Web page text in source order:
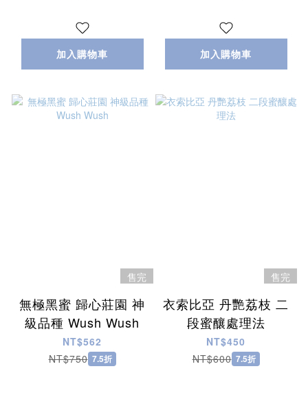
加入購物車 加入購物車
售完
無極黑蜜 歸心莊園 神
級品種 Wush Wush
NT$562
NT$750 7.5折
售完
衣索比亞 丹艷荔枝 二
段蜜釀處理法
NT$450
NT$600 7.5折